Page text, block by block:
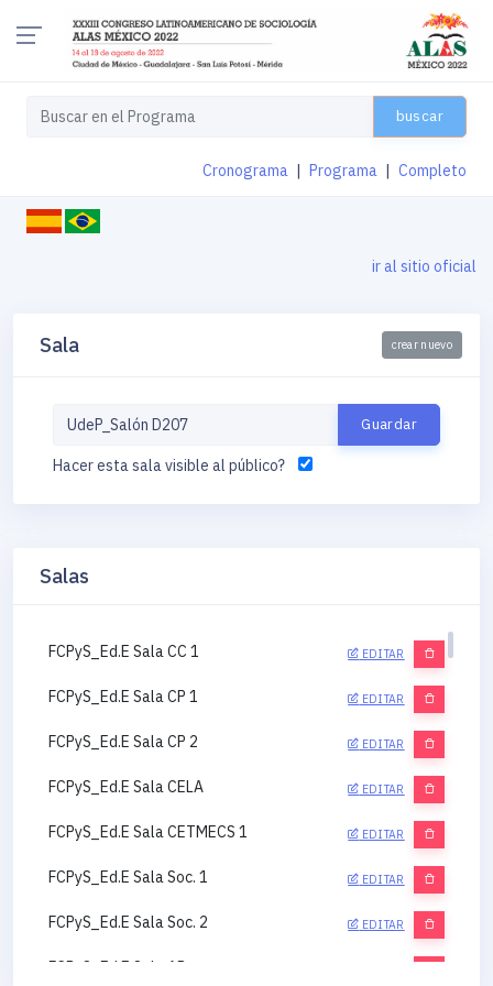
buscar
Cronograma Programa Completo
ir al sitio oficial
Sala crear nuevo
Hacer esta sala visible al público?
Salas
FCPyS_Ed.E Sala CC 1 EDITAR
FCPyS_Ed.E Sala CP 1 EDITAR
FCPyS_Ed.E Sala CP 2 EDITAR
FCPyS_Ed.E Sala CELA EDITAR
FCPyS_Ed.E Sala CETMECS 1 EDITAR
FCPyS_Ed.E Sala Soc. 1 EDITAR
FCPyS_Ed.E Sala Soc. 2 EDITAR
FCPyS_Ed.E Sala AP